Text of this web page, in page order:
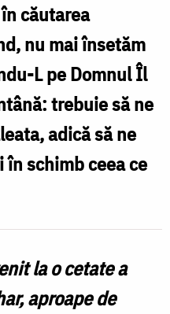
căutarea
nu mai însetăm
L pe Domnul Îl
trebuie să ne
adică să ne
schimb ceea ce
la o cetate a
aproape de